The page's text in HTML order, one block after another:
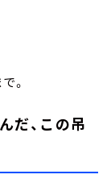
。
だ、この吊